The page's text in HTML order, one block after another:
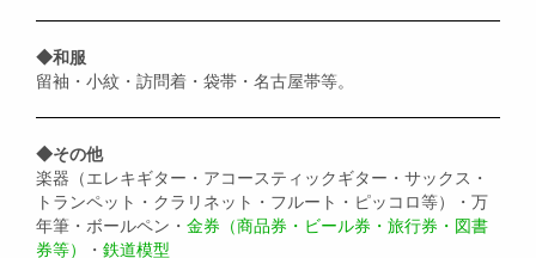
◆和服
留袖・小紋・訪問着・袋帯・名古屋帯等。
◆その他
楽器（エレキギター・アコースティックギター・サックス・
トランペット・クラリネット・フルート・ピッコロ等）・万
年筆・ボールペン・ 金券（商品券・ビール券・旅行券・図書
券等）
・ 鉄道模型